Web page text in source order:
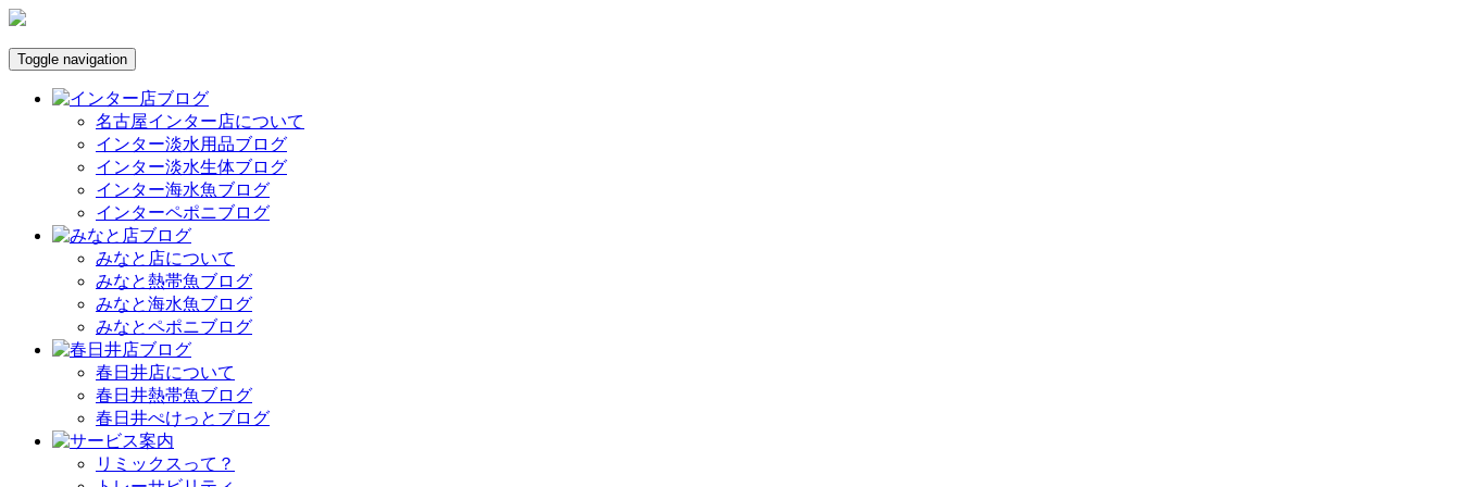
Toggle navigation
名古屋インター店について
インター淡水用品ブログ
インター淡水生体ブログ
インター海水魚ブログ
インターペポニブログ
みなと店について
みなと熱帯魚ブログ
みなと海水魚ブログ
みなとペポニブログ
春日井店について
春日井熱帯魚ブログ
春日井ぺけっとブログ
リミックスって？